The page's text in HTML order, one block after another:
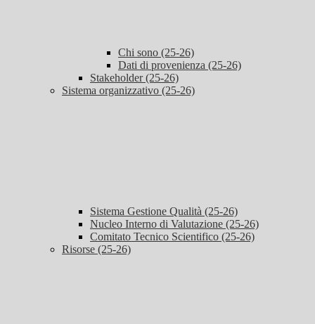
Chi sono (25-26)
Dati di provenienza (25-26)
Stakeholder (25-26)
Sistema organizzativo (25-26)
Sistema Gestione Qualità (25-26)
Nucleo Interno di Valutazione (25-26)
Comitato Tecnico Scientifico (25-26)
Risorse (25-26)